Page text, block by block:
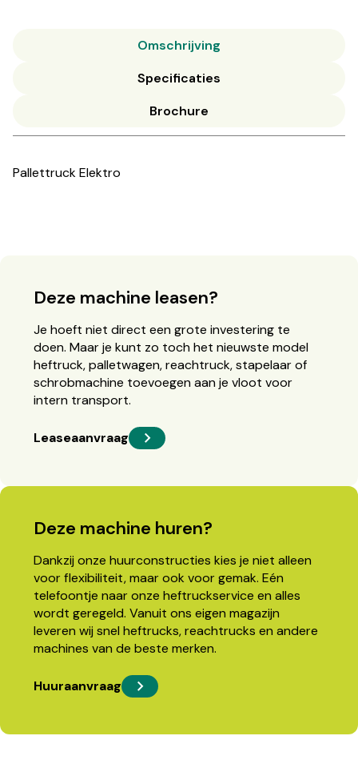
Omschrijving
Specificaties
Brochure
Pallettruck Elektro
Deze machine leasen?
Je hoeft niet direct een grote investering te
doen. Maar je kunt zo toch het nieuwste model
heftruck, palletwagen, reachtruck, stapelaar of
schrobmachine toevoegen aan je vloot voor
intern transport.
Leaseaanvraag
Deze machine huren?
Dankzij onze huurconstructies kies je niet alleen
voor flexibiliteit, maar ook voor gemak. Eén
telefoontje naar onze heftruckservice en alles
wordt geregeld. Vanuit ons eigen magazijn
leveren wij snel heftrucks, reachtrucks en andere
machines van de beste merken.
Huuraanvraag